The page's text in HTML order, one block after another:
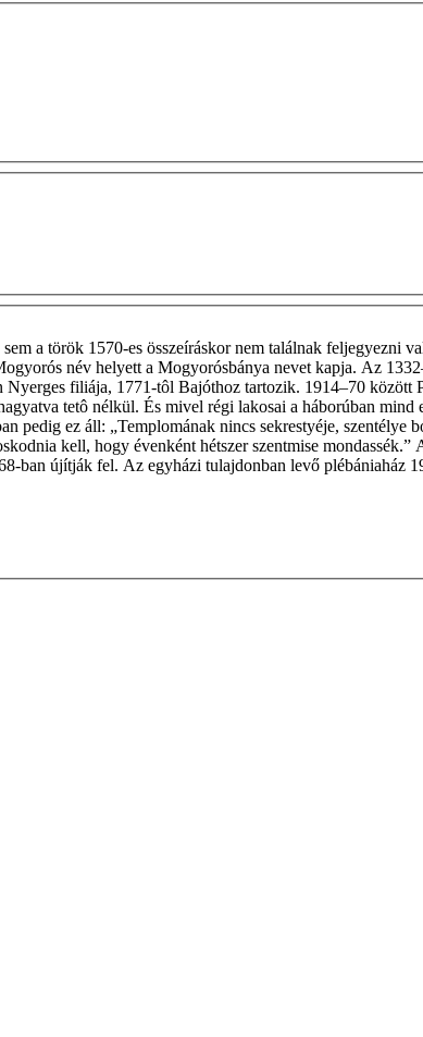
a török 1570-es összeíráskor nem találnak feljegyezni
név helyett a Mogyorósbánya nevet kapja. Az
filiája, 1771-tôl Bajóthoz tartozik. 1914–70 között
tetô nélkül. És mivel régi lakosai a háborúban mind
ez áll: „Templomának nincs sekrestyéje, szentélye
kell, hogy évenként hétszer szentmise mondassék.”
ban újítják fel. Az egyházi tulajdonban levő plébániaház